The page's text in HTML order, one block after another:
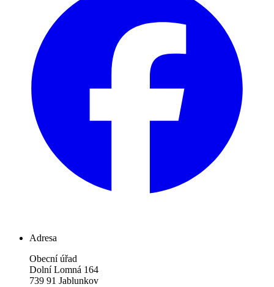
Adresa
Obecní úřad
Dolní Lomná 164
739 91 Jablunkov